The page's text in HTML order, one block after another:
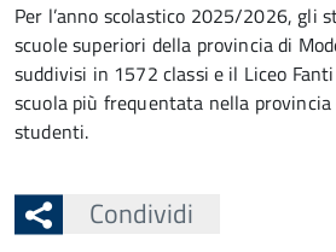
Per l’anno scolastico 2025/2026, gli
scuole superiori della provincia di
suddivisi in 1572 classi e il Liceo
scuola più frequentata nella
studenti.
Condividi